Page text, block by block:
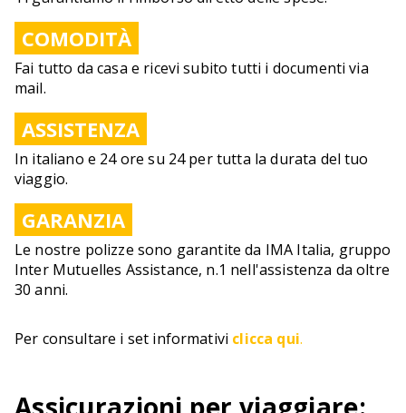
COMODITÀ
Fai tutto da casa e ricevi subito tutti i documenti via
mail.
ASSISTENZA
In italiano e 24 ore su 24 per tutta la durata del tuo
viaggio.
GARANZIA
Le nostre polizze sono garantite da IMA Italia, gruppo
Inter Mutuelles Assistance, n.1 nell'assistenza da oltre
30 anni.
Per consultare i set informativi clicca qui.